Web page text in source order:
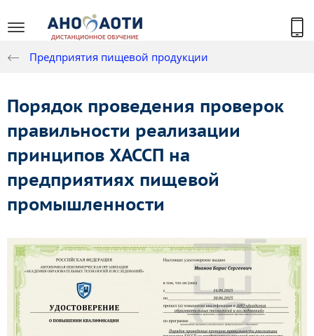
Предприятия пищевой продукции
Порядок проведения проверок
правильности реализации
принципов ХАССП на
предприятиях пищевой
промышленности